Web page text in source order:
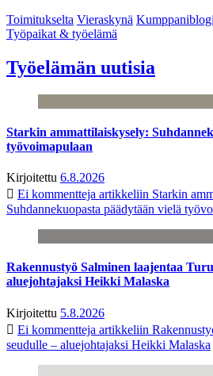
Toimitukselta Vieraskynä
Työpaikat & työelämä
Työelämän uutisia
Starkin ammattilaiskysely:
työvoimapulaan
Kirjoitettu 6.8.2026
Ei kommentteja artikkeliin Starkin
Suhdannekuopasta päädytään vielä
Rakennustyö Salminen laajentaa
aluejohtajaksi Heikki Malaska
Kirjoitettu 5.8.2026
Ei kommentteja artikkeliin
seudulle – aluejohtajaksi Heikki Malaska